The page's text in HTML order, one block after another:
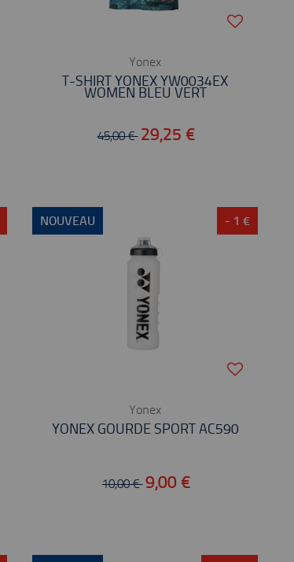
Yonex
T-SHIRT YONEX YW0034EX
WOMEN BLEU VERT
45,00 € 29,25 €
NOUVEAU - 1 €
Yonex
YONEX GOURDE SPORT AC590
10,00 €9,00 €